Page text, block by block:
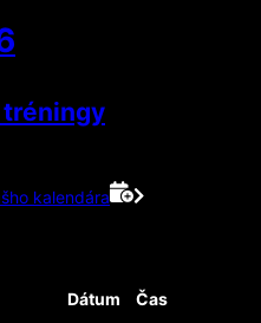
tréningy
kalendára
Dátum
Čas